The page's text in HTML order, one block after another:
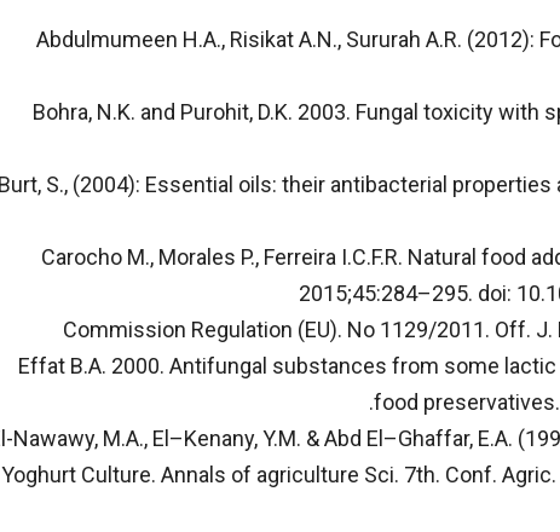
Abdulmumeen H.A., Risikat A.N., Sururah A.R. (2012):
Bohra, N.K. and Purohit, D.K. 2003. Fungal toxicity
Burt, S., (2004): Essential oils: their antibacterial
Carocho M., Morales P., Ferreira I.C.F.R. Natural food
2015;45:284–295. doi:
Commission Regulation (EU). No 1129/2011. Off. J.
Effat B.A. 2000. Antifungal substances from some
food preservatives.
Nawawy, M.A., El–Kenany, Y.M. & Abd El–Ghaffar, E.A.
Yoghurt Culture. Annals of agriculture Sci. 7th. Conf.